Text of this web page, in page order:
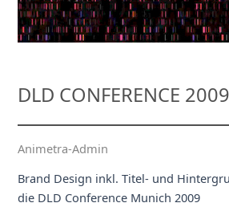
DLD CONFERENCE 2009
Animetra-Admin
Brand Design inkl. Titel- und
die DLD Conference Munich 2009